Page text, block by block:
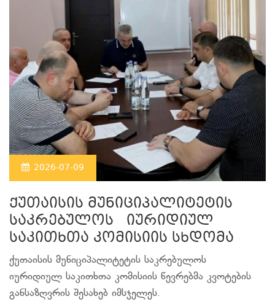
2026-07-09
ქუთაისის მუნიციპალიტეტის
საკრებულოს იურიდიულ
საკითხთა კომისიის სხდომა
ქუთაისის მუნიციპალიტეტის საკრებულოს
იურიდიულ საკითხთა კომისიის წევრებმა კვოტების
განსაზღვრის შესახებ იმსჯელეს.